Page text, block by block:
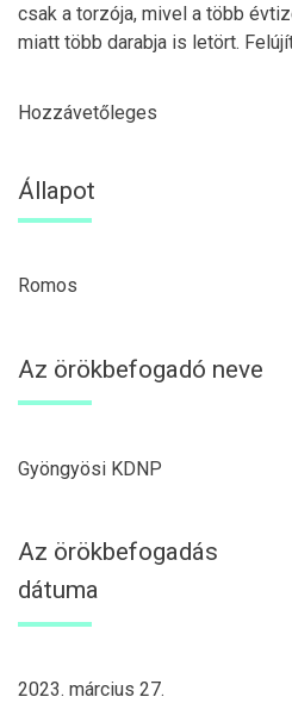
csak a torzója, mivel a több
miatt több darabja is letört.
Hozzávetőleges
Állapot
Romos
Az örökbefogadó neve
Gyöngyösi KDNP
Az örökbefogadás
dátuma
2023. március 27.